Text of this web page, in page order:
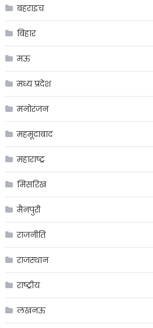
बहराइच
बिहार
मऊ
मध्य प्रदेश
मनोरंजन
महमूदाबाद
महाराष्ट्र
मिसरिख
मैनपुरी
राजनीति
राजस्थान
राष्ट्रीय
लखनऊ